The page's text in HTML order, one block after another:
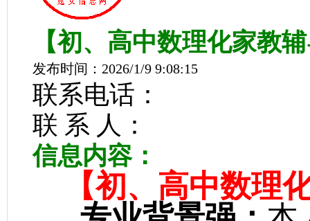
【初、高中数理化家教
发布时间：2026/1/9 9:08:15
联系电话：
联 系 人：
信息内容：
【初、高中数理